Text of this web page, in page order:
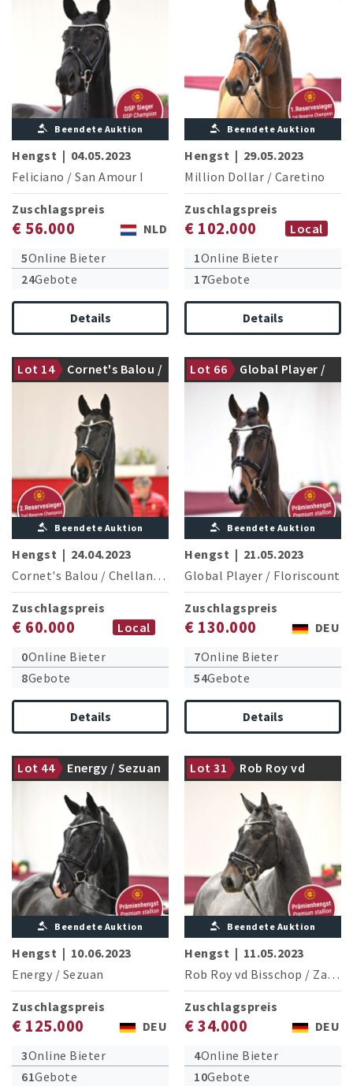
Beendete Auktion
Hengst | 04.05.2023
Feliciano / San Amour I
Zuschlagspreis
€ 56.000
NLD
5Online Bieter
24Gebote
Details
Beendete Auktion
Hengst | 29.05.2023
Million Dollar / Caretino
Zuschlagspreis
€ 102.000
Local
1Online Bieter
17Gebote
Details
Lot 14
Cornet's Balou /
Chellano Z
2. Reservesieger Springen
Beendete Auktion
Hengst | 24.04.2023
Cornet's Balou / Chellano Z
Zuschlagspreis
€ 60.000
Local
0Online Bieter
8Gebote
Details
Lot 66
Global Player /
Floriscount
Prämienhengst
Beendete Auktion
Hengst | 21.05.2023
Global Player / Floriscount
Zuschlagspreis
€ 130.000
DEU
7Online Bieter
54Gebote
Details
Lot 44 Energy / Sezuan
Prämienhengst
Beendete Auktion
Hengst | 10.06.2023
Energy / Sezuan
Zuschlagspreis
€ 125.000
DEU
3Online Bieter
61Gebote
Lot 31
Rob Roy vd
Bisschop /
Zambesi
Prämienhengst
Beendete Auktion
Hengst | 11.05.2023
Rob Roy vd Bisschop / Zambesi
Zuschlagspreis
€ 34.000
DEU
4Online Bieter
10Gebote